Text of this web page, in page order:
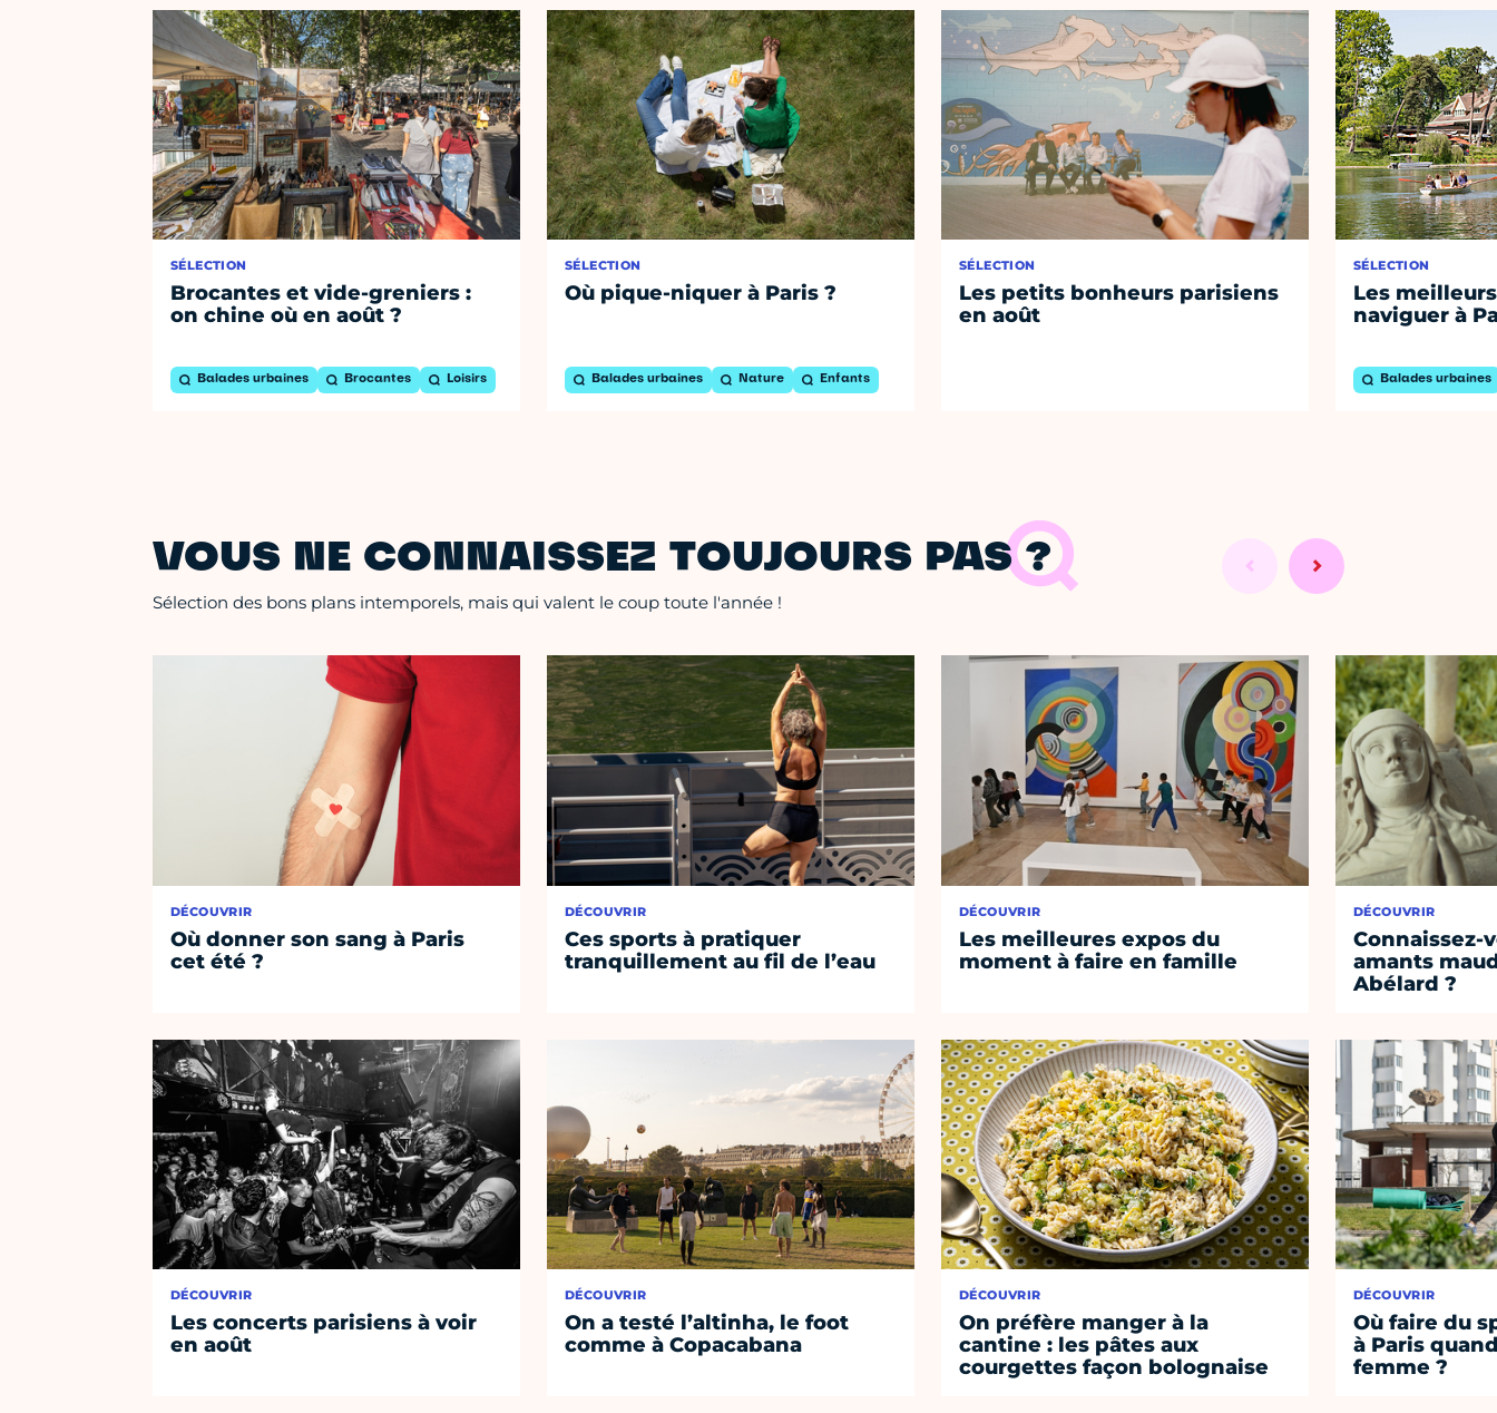
SÉLECTION
Brocantes et vide-greniers :
on chine où en août ?
Balades urbaines Brocantes Loisirs
SÉLECTION
Où pique-niquer à Paris ?
Balades urbaines Nature Enfants
SÉLECTION
Les petits bonheurs parisiens
en août
SÉLECTION
Les
naviguer à
Balades urbaines
VOUS NE CONNAISSEZ TOUJOURS PAS ?
Sélection des bons plans intemporels, mais qui valent le coup toute l'année !
DÉCOUVRIR
Où donner son sang à Paris
cet été ?
DÉCOUVRIR
Les concerts parisiens à voir
en août
DÉCOUVRIR
Ces sports à pratiquer
tranquillement au fil de l’eau
DÉCOUVRIR
On a testé l’altinha, le foot
comme à Copacabana
DÉCOUVRIR
Les meilleures expos du
moment à faire en famille
DÉCOUVRIR
On préfère manger à la
cantine : les pâtes aux
courgettes façon bolognaise
DÉCOUVRIR
Connaissez-
amants
Abélard ?
DÉCOUVRIR
Où faire du
à Paris
femme ?